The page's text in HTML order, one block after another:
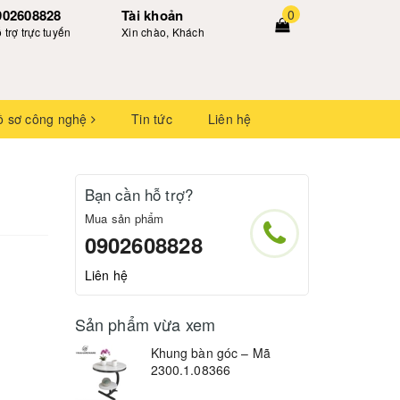
trợ trực tuyến
Tài khoản
Xin chào, Khách
0
sơ công nghệ Tin tức Liên hệ
Bạn cần hỗ trợ?
Mua sản phẩm
0902608828
Liên hệ
Sản phẩm vừa xem
Khung bàn góc – Mã
2300.1.08366